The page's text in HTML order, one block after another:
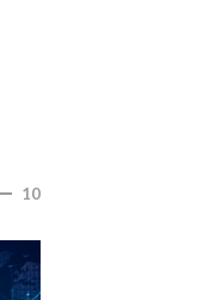
10